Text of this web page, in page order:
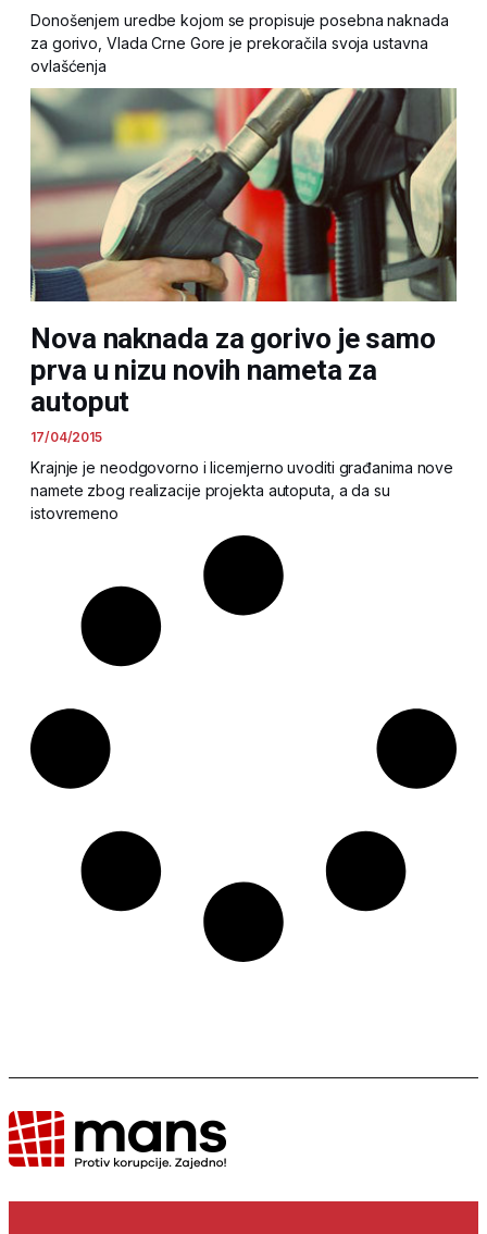
Donošenjem uredbe kojom se propisuje posebna naknada
za gorivo, Vlada Crne Gore je prekoračila svoja ustavna
ovlašćenja
Nova naknada za gorivo je samo
prva u nizu novih nameta za
autoput
17/04/2015
Krajnje je neodgovorno i licemjerno uvoditi građanima nove
namete zbog realizacije projekta autoputa, a da su
istovremeno